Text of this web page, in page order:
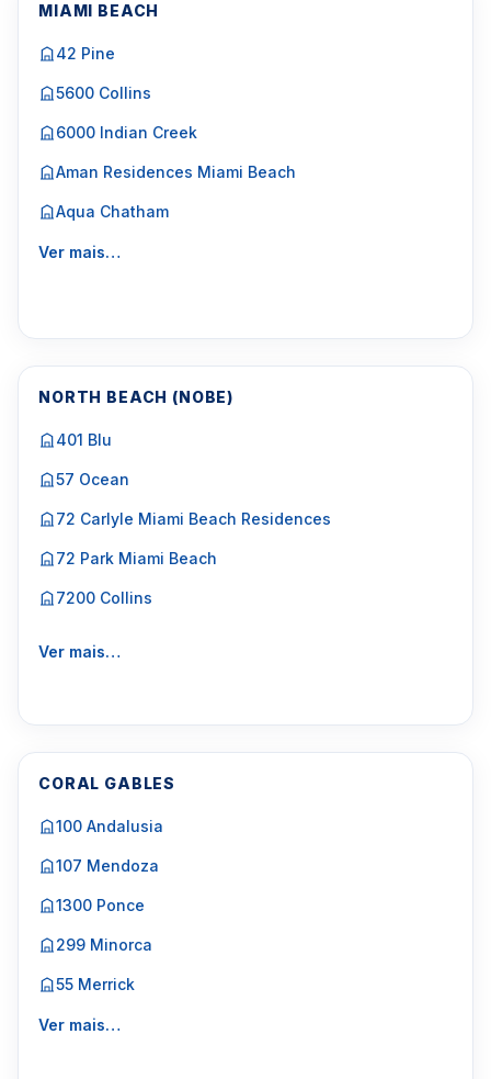
MIAMI BEACH
42 Pine
5600 Collins
6000 Indian Creek
Aman Residences Miami Beach
Aqua Chatham
Ver mais…
NORTH BEACH (NOBE)
401 Blu
57 Ocean
72 Carlyle Miami Beach Residences
72 Park Miami Beach
7200 Collins
Ver mais…
CORAL GABLES
100 Andalusia
107 Mendoza
1300 Ponce
299 Minorca
55 Merrick
Ver mais…